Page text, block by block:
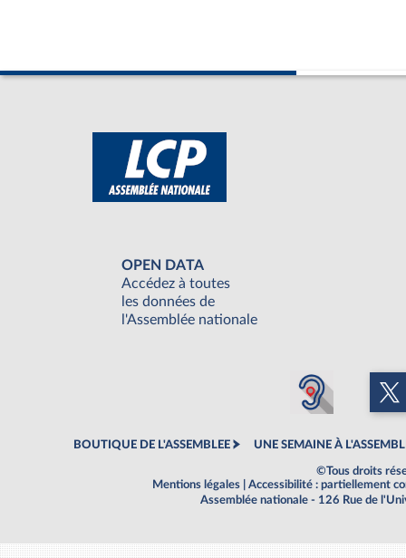
OPEN DATA
Accédez à toutes
les données de
l'Assemblée nationale
BOUTIQUE DE L'ASSEMBLEE UNE SEMAINE À
©Tous droits
Mentions légales
Accessibilité : partiellement
Assemblée nationale - 126 Rue de